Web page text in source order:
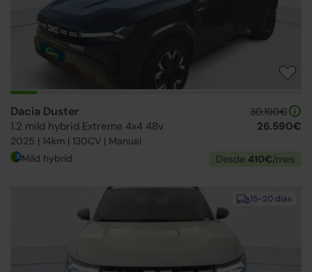
Dacia Duster
1.2 mild hybrid Extreme 4x4 48v
2025 | 14km | 130CV | Manual
30.190€
26.590€
Mild hybrid Desde 410€/mes
15-20 días